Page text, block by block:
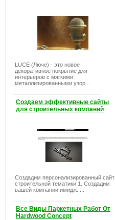
LUCE (Люче) - это новое
декоративное покрытие для
интерьеров с мягкими
металлизированными узор...
Создаем эффективные сайты
для строительных компаний
Создадим персонализированный сайт
строительной тематики 1. Создадим
вашей компании имидж. ...
Все Виды Паркетных Работ От
Hardwood Concept